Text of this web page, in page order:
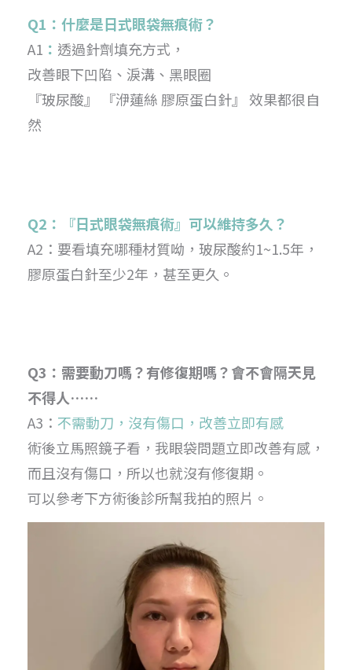
Q1：什麼是日式眼袋無痕術？
A1 ： 透過針劑填充方式，
改善眼下凹陷、淚溝、黑眼圈
『玻尿酸』 『洢蓮絲 膠原蛋白針』 效果都很自
然
Q2：『日式眼袋無痕術』可以維持多久？
A2：要看填充哪種材質呦，玻尿酸約1~1.5年，
膠原蛋白針至少2年，甚至更久。
Q3：需要動刀嗎？有修復期嗎？會不會隔天見
不得人……
A3： 不需動刀，沒有傷口，改善立即有感
術後立馬照鏡子看，我眼袋問題立即改善有感，
而且沒有傷口，所以也就沒有修復期。
可以參考下方術後診所幫我拍的照片。